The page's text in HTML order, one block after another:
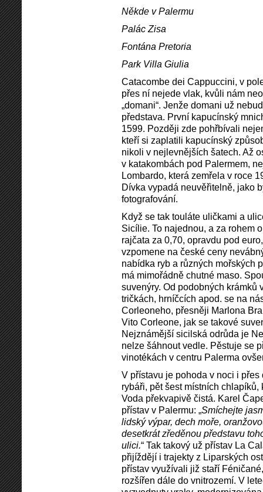
Někde v Palermu
Palác Zisa
Fontána Pretoria
Park Villa Giulia
Catacombe dei Cappuccini, v
přes ní nejede vlak, kvůli nám
„domani“. Jenže domani už
představa. První kapucínský
1599. Později zde pohřbívali
kteří si zaplatili kapucínský
nikoli v nejlevnějších šatech. Až
v katakombách pod Palermem,
Lombardo, která zemřela v roce
Dívka vypadá neuvěřitelně, jako
fotografování.
Když se tak touláte uličkami a
Sicílie. To najednou, a za rohem
rajčata za 0,70, opravdu pod
vzpomene na české ceny
nabídka ryb a různých mořských
má mimořádně chutné maso.
suvenýry. Od podobných krámků
tričkách, hrníčcích apod. se na
Corleoneho, přesněji Marlona
Vito Corleone, jak se takové
Nejznámější sicilská odrůda je
nelze šáhnout vedle. Pěstuje se
vinotékách v centru Palerma
V přístavu je pohoda v noci i
rybáři, pět šest místních
Voda překvapivě čistá. Karel
přístav v Palermu: „Smíchejte
lidský výpar, dech moře,
desetkrát zředěnou představu
ulici.“ Tak takový už přístav La
přijíždějí i trajekty z Liparských
přístav využívali již staří
rozšířen dále do vnitrozemí. V